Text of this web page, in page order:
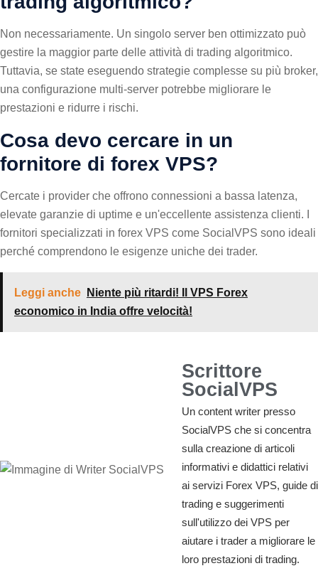
Non necessariamente. Un singolo server ben ottimizzato può
gestire la maggior parte delle attività di trading algoritmico.
Tuttavia, se state eseguendo strategie complesse su più broker,
una configurazione multi-server potrebbe migliorare le
prestazioni e ridurre i rischi.
Cosa devo cercare in un
fornitore di forex VPS?
Cercate i provider che offrono connessioni a bassa latenza,
elevate garanzie di uptime e un'eccellente assistenza clienti. I
fornitori specializzati in forex VPS come SocialVPS sono ideali
perché comprendono le esigenze uniche dei trader.
Leggi anche
Niente più ritardi! Il VPS Forex
economico in India offre velocità!
Scrittore
SocialVPS
Un content writer presso
SocialVPS che si concentra
sulla creazione di articoli
informativi e didattici relativi
ai servizi Forex VPS, guide di
trading e suggerimenti
sull'utilizzo dei VPS per
aiutare i trader a migliorare le
loro prestazioni di trading.